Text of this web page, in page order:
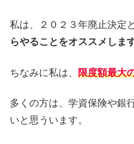
私は、２０２３年廃止決定
らやることをオススメします
ちなみに私は、 限度額最大
多くの方は、学資保険や銀
いと思ういます。